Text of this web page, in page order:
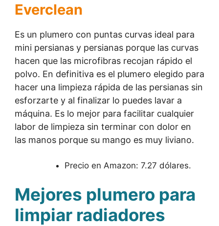
Everclean
Es un plumero con puntas curvas ideal para
mini persianas y persianas porque las curvas
hacen que las microfibras recojan rápido el
polvo. En definitiva es el plumero elegido para
hacer una limpieza rápida de las persianas sin
esforzarte y al finalizar lo puedes lavar a
máquina. Es lo mejor para facilitar cualquier
labor de limpieza sin terminar con dolor en
las manos porque su mango es muy liviano.
Precio en Amazon: 7.27 dólares.
Mejores plumero para
limpiar radiadores